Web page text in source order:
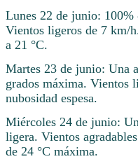
Lunes 22 de junio:
Vientos ligeros de 7 km/
a 21 °C.
Martes 23 de junio: Una
grados máxima. Vientos
nubosidad espesa.
Miércoles 24 de junio:
ligera. Vientos
de 24 °C máxima.